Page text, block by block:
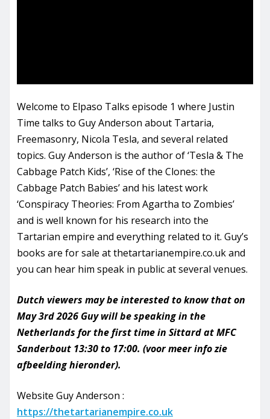
Welcome to Elpaso Talks episode 1 where Justin
Time talks to Guy Anderson about Tartaria,
Freemasonry, Nicola Tesla, and several related
topics. Guy Anderson is the author of ‘Tesla & The
Cabbage Patch Kids’, ‘Rise of the Clones: the
Cabbage Patch Babies’ and his latest work
‘Conspiracy Theories: From Agartha to Zombies’
and is well known for his research into the
Tartarian empire and everything related to it. Guy’s
books are for sale at thetartarianempire.co.uk and
you can hear him speak in public at several venues.
Dutch viewers may be interested to know that on
May 3rd 2026 Guy will be speaking in the
Netherlands for the first time in Sittard at MFC
Sanderbout 13:30 to 17:00. (voor meer info zie
afbeelding hieronder).
Website Guy Anderson :
https://thetartarianempire.co.uk